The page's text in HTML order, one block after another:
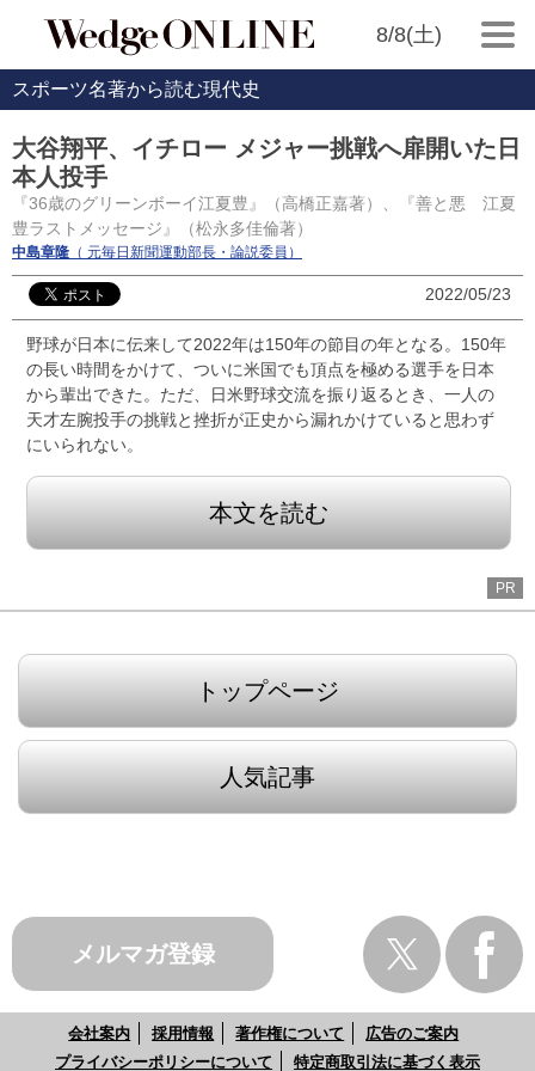
8/8(土)
スポーツ名著から読む現代史
大谷翔平、イチロー メジャー挑戦へ扉開いた日
本人投手
『36歳のグリーンボーイ江夏豊』（高橋正嘉著）、『善と悪 江夏
豊ラストメッセージ』（松永多佳倫著）
中島章隆 （ 元毎日新聞運動部長・論説委員）
2022/05/23
野球が日本に伝来して2022年は150年の節目の年となる。150年
の長い時間をかけて、ついに米国でも頂点を極める選手を日本
から輩出できた。ただ、日米野球交流を振り返るとき、一人の
天才左腕投手の挑戦と挫折が正史から漏れかけていると思わず
にいられない。
本文を読む
PR
トップページ
人気記事
メルマガ登録
会社案内 採用情報 著作権について
広告のご案内
プライバシーポリシーについて
特定商取引法に基づく表示